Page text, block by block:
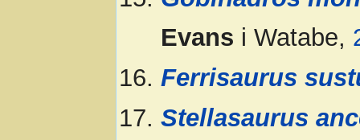
Evans i Watabe,
Ferrisaurus
Stellasaurus